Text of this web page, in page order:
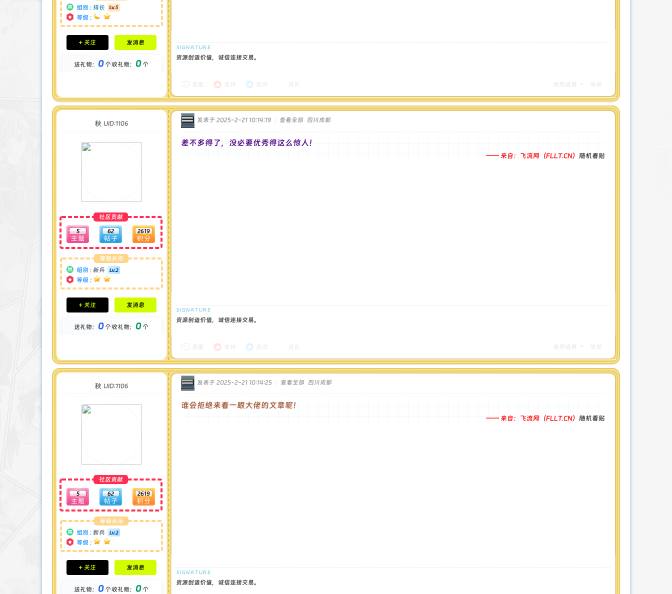
组别 : 排长
等级 :
积分成就
钻石 : 1 颗
金币 : 0 枚
+ 关注 发消息
送礼物： 0个收礼物： 0个
资源创造价值，诚信连接交易。
秋 UID:1106
社区贡献
5 62 2619
等级头衔
组别 : 新兵
等级 :
积分成就
钻石 : 0 颗
金币 : 0 枚
+ 关注 发消息
送礼物： 0个收礼物： 0个
发表于 2025-2-21 10:14:19 查看全部 四川成都
差不多得了，没必要优秀得这么惊人！
—— 来自：飞流网（FLLT.CN） 随机看贴
资源创造价值，诚信连接交易。
秋 UID:1106
社区贡献
5 62 2619
等级头衔
组别 : 新兵
等级 :
积分成就
钻石 : 0 颗
金币 : 0 枚
+ 关注 发消息
送礼物： 0个收礼物： 0个
发表于 2025-2-21 10:14:25 查看全部 四川成都
谁会拒绝来看一眼大佬的文章呢！
—— 来自：飞流网（FLLT.CN） 随机看贴
资源创造价值，诚信连接交易。